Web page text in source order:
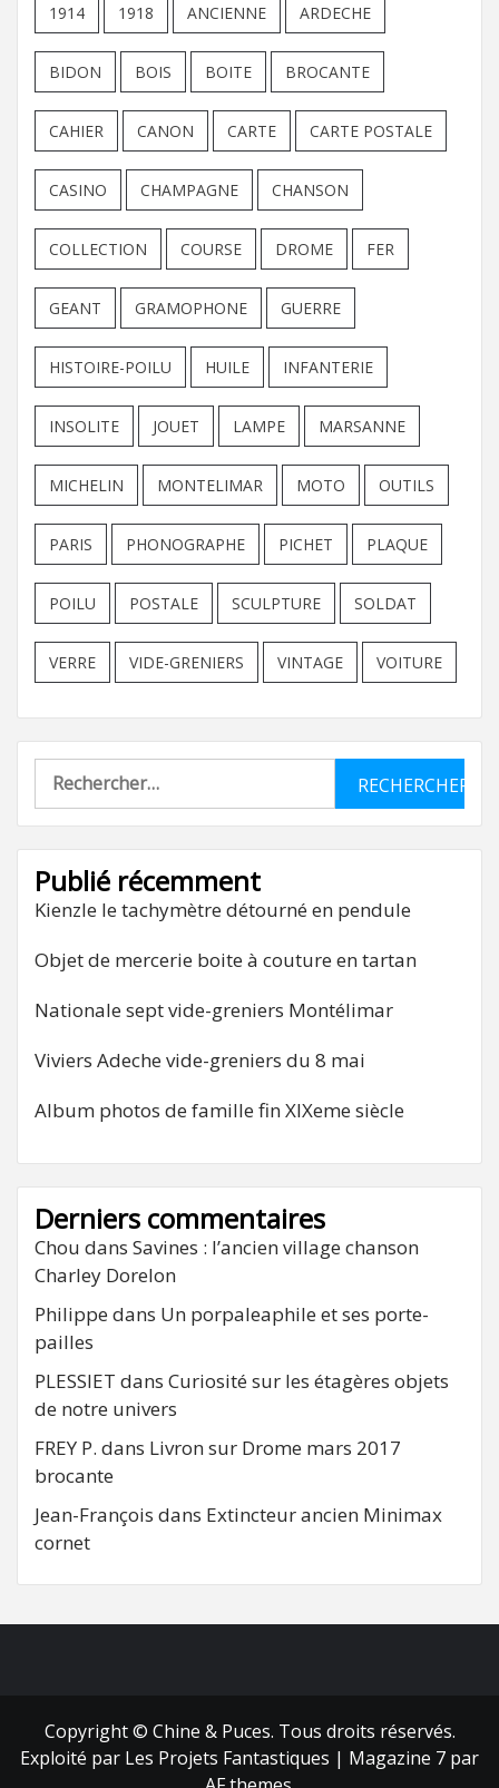
1914 1918 ANCIENNE ARDECHE
BIDON BOIS BOITE BROCANTE
CAHIER CANON CARTE CARTE POSTALE
CASINO CHAMPAGNE CHANSON
COLLECTION COURSE DROME FER
GEANT GRAMOPHONE GUERRE
HISTOIRE-POILU HUILE INFANTERIE
INSOLITE JOUET LAMPE MARSANNE
MICHELIN MONTELIMAR MOTO OUTILS
PARIS PHONOGRAPHE PICHET PLAQUE
POILU POSTALE SCULPTURE SOLDAT
VERRE VIDE-GRENIERS VINTAGE VOITURE
Rechercher :
Publié récemment
Kienzle le tachymètre détourné en pendule
Objet de mercerie boite à couture en tartan
Nationale sept vide-greniers Montélimar
Viviers Adeche vide-greniers du 8 mai
Album photos de famille fin XIXeme siècle
Derniers commentaires
Chou dans Savines : l’ancien village chanson
Charley Dorelon
Philippe dans Un porpaleaphile et ses porte-
pailles
PLESSIET dans Curiosité sur les étagères objets
de notre univers
FREY P. dans Livron sur Drome mars 2017
brocante
Jean-François dans Extincteur ancien Minimax
cornet
Copyright © Chine & Puces. Tous droits réservés.
Exploité par Les Projets Fantastiques | Magazine 7 par